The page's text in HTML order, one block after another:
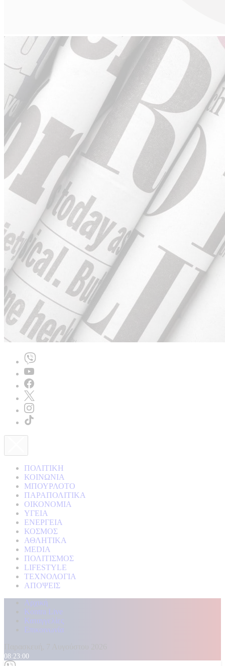
ΠΟΛΙΤΙΚΗ
ΚΟΙΝΩΝΙΑ
ΜΠΟΥΡΛΟΤΟ
ΠΑΡΑΠΟΛΙΤΙΚΑ
ΟΙΚΟΝΟΜΙΑ
ΥΓΕΙΑ
ΕΝΕΡΓΕΙΑ
ΚΟΣΜΟΣ
ΑΘΛΗΤΙΚΑ
MEDIA
ΠΟΛΙΤΙΣΜΟΣ
LIFESTYLE
ΤΕΧΝΟΛΟΓΙΑ
ΑΠΟΨΕΙΣ
Αρχική
Kontra Live
Καταγγελίες
Επικοινωνία
08:23:02